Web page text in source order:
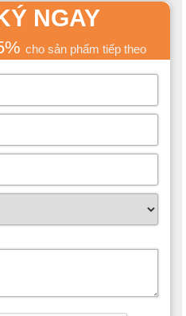
NGAY
cho sản phẩm tiếp theo